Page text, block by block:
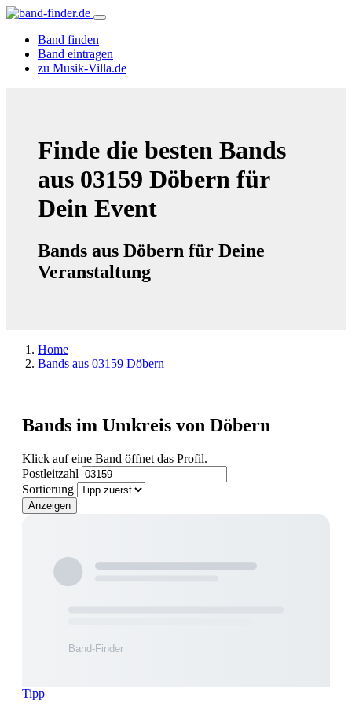
Band finden
Band eintragen
zu Musik-Villa.de
Finde die besten Bands
aus 03159 Döbern für
Dein Event
Bands aus Döbern für Deine
Veranstaltung
Home
Bands aus 03159 Döbern
Bands im Umkreis von Döbern
Klick auf eine Band öffnet das Profil.
Postleitzahl
Sortierung
Anzeigen
Tipp